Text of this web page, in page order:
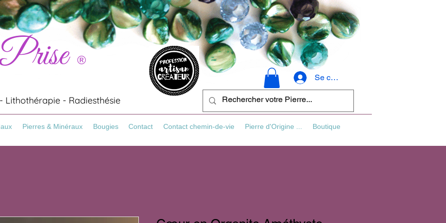
®
Se connecter
Lithothérapie - Radiesthésie
Pierres & Minéraux Bougies Contact Contact chemin-de-vie Pierre d'Origine ... Boutique